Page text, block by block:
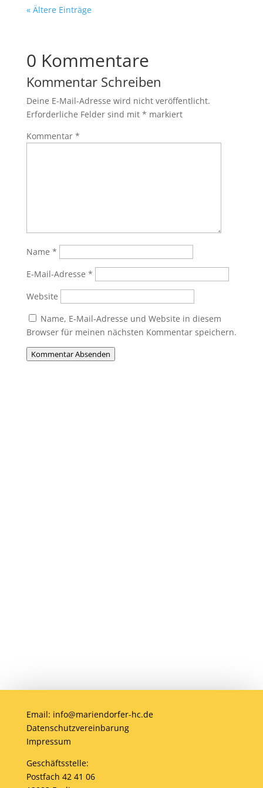
« Ältere Einträge
0 Kommentare
Kommentar Schreiben
Deine E-Mail-Adresse wird nicht veröffentlicht.
Erforderliche Felder sind mit * markiert
Kommentar *
Name *
E-Mail-Adresse *
Website
Name, E-Mail-Adresse und Website in diesem
Browser für meinen nächsten Kommentar speichern.
Kommentar Absenden
Email: info@mariendorfer-hc.de
Datenschutzvereinbarung
Impressum
Geschäftsstelle:
Postfach 42 41 06